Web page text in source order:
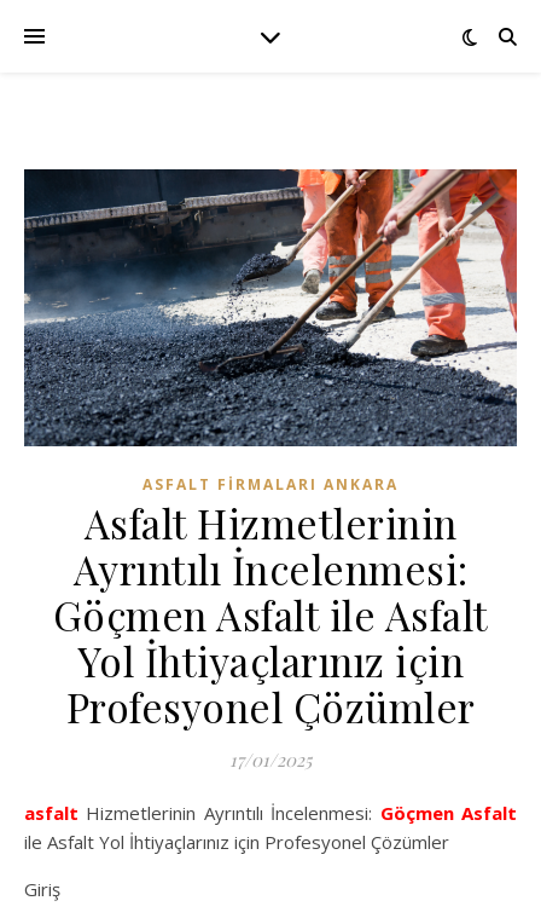
ASFALT FIRMALARI ANKARA
Asfalt Hizmetlerinin
Ayrıntılı İncelenmesi:
Göçmen Asfalt ile Asfalt
Yol İhtiyaçlarınız için
Profesyonel Çözümler
17/01/2025
asfalt Hizmetlerinin Ayrıntılı İncelenmesi: Göçmen Asfalt
ile Asfalt Yol İhtiyaçlarınız için Profesyonel Çözümler
Giriş